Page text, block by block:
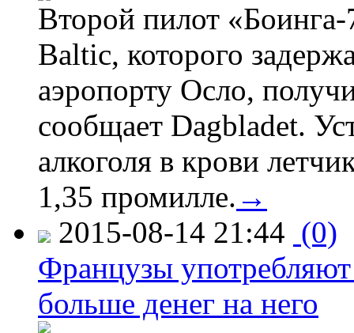
Второй пилот
Baltic, которого
аэропорту Осло,
сообщает Dagbladet.
алкоголя в крови
1,35 промилле. →
2015-08-14 21:44 (0)
Французы
больше денег на него